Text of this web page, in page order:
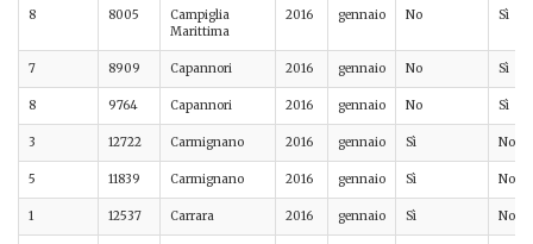
8 8005
Campiglia
Marittima
2016 gennaio No Sì
7 8909 Capannori 2016 gennaio No Sì
8 9764 Capannori 2016 gennaio No Sì
3 12722 Carmignano 2016 gennaio Sì No
5 11839 Carmignano 2016 gennaio Sì No
1 12537 Carrara 2016 gennaio Sì No